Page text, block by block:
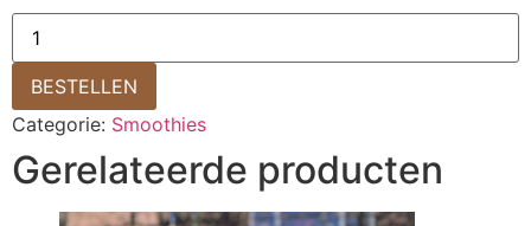
BESTELLEN
Categorie: Smoothies
Gerelateerde producten